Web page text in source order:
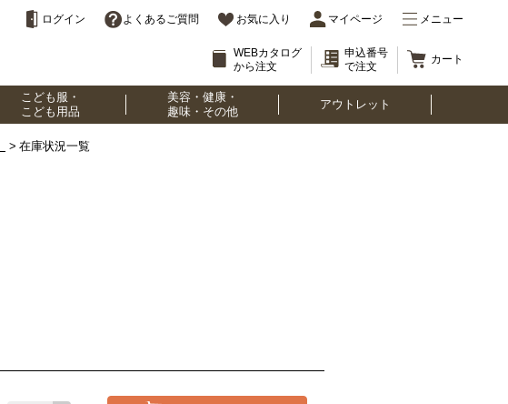
ログイン よくあるご質問 お気に入り マイページ メニュー
WEBカタログ
から注文
申込番号
で注文
カート
こども服・
こども用品
美容・健康・
趣味・その他
アウトレット
在庫状況一覧